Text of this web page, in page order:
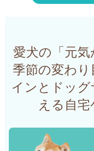
愛犬の「元気
季節の変わ
インとドッ
える自